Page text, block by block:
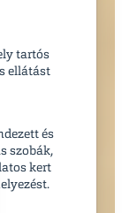
tartós
ellátást
és
szobák,
kert